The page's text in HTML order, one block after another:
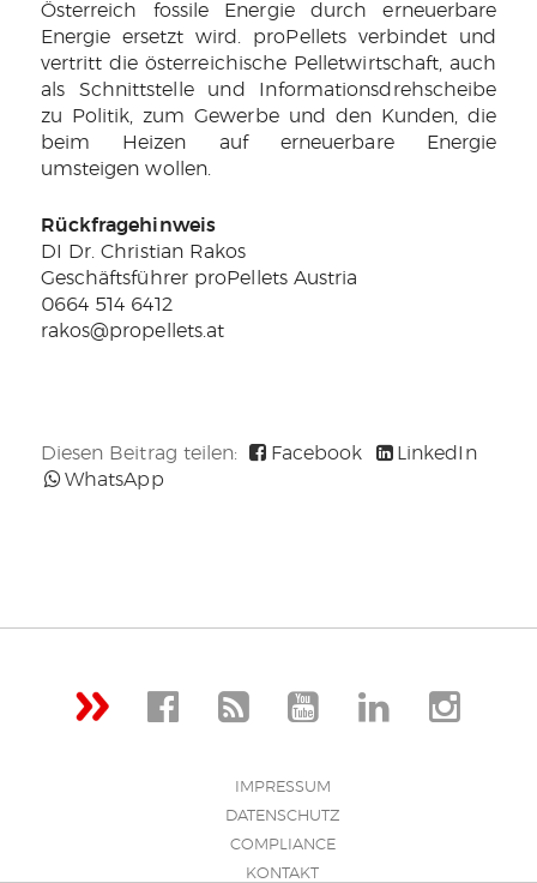
Österreich fossile Energie durch erneuerbare
Energie ersetzt wird. proPellets verbindet und
vertritt die österreichische Pelletwirtschaft, auch
als Schnittstelle und Informationsdrehscheibe
zu Politik, zum Gewerbe und den Kunden, die
beim Heizen auf erneuerbare Energie
umsteigen wollen.
Rückfragehinweis
DI Dr. Christian Rakos
Geschäftsführer proPellets Austria
0664 514 6412
rakos@propellets.at
Diesen Beitrag teilen: Facebook
LinkedIn
WhatsApp
IMPRESSUM
DATENSCHUTZ
COMPLIANCE
KONTAKT